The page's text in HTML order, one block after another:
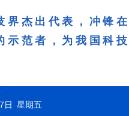
界杰出代表，冲锋
示范者，为我国科
日 星期五